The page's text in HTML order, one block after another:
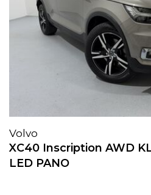
Volvo
XC40 Inscription AWD
LED PANO